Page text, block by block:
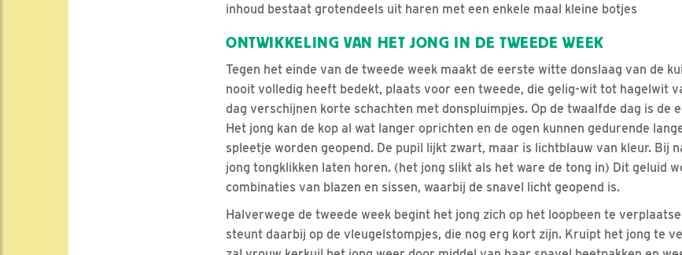
inhoud bestaat grotendeels uit haren met een enkele maal kleine botjes
ONTWIKKELING VAN HET JONG IN DE TWEEDE WEEK
Tegen het einde van de tweede week maakt de eerste witte donslaag van de
nooit volledig heeft bedekt, plaats voor een tweede, die gelig-wit tot hagelwit
dag verschijnen korte schachten met donspluimpjes. Op de twaalfde dag is de
Het jong kan de kop al wat langer oprichten en de ogen kunnen gedurende
spleetje worden geopend. De pupil lijkt zwart, maar is lichtblauw van kleur. Bij
jong tongklikken laten horen. (het jong slikt als het ware de tong in) Dit geluid
combinaties van blazen en sissen, waarbij de snavel licht geopend is.
Halverwege de tweede week begint het jong zich op het loopbeen te
steunt daarbij op de vleugelstompjes, die nog erg kort zijn. Kruipt het jong te